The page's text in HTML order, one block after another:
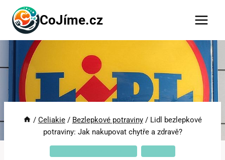
Přeskočit
obsah
CoJíme.cz
/ Celiakie / Bezlepkové potraviny / Lidl bezlepkové
potraviny: Jak nakupovat chytře a zdravě?